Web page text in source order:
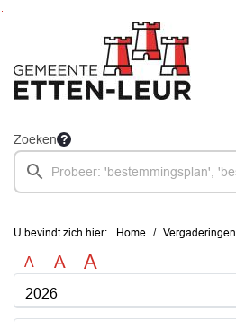
Ga naar de inhoud van deze pagina
Zoeken
U bevindt zich hier: Home Vergaderingen
A A A
2026